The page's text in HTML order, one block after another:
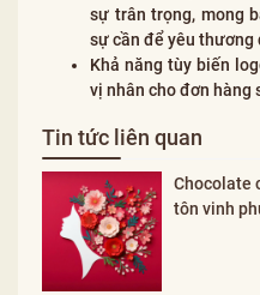
sự trân trọng, mong
sự cần để yêu thương
Khả năng tùy biến
vị nhân cho đơn hàng
Tin tức liên quan
Chocolate
tôn vinh